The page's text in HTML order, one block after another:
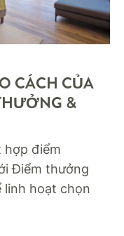
CÁCH CỦA
&
hợp điểm
Điểm thưởng
linh hoạt chọn